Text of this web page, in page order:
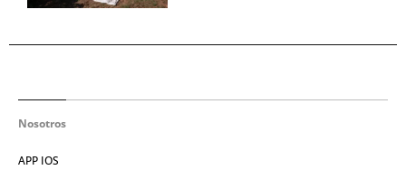
Nosotros
APP IOS